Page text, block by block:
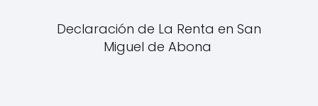
Declaración de La Renta en San
Miguel de Abona